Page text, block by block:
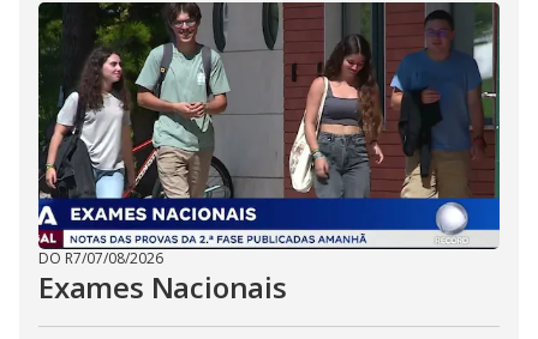
DO R7/07/08/2026
Exames Nacionais